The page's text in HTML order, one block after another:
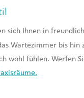
sich Ihnen in
Wartezimmer bis hin
wohl fühlen. Werfen